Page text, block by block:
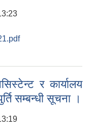
र कार्यालय
सम्बन्धी सूचना ।